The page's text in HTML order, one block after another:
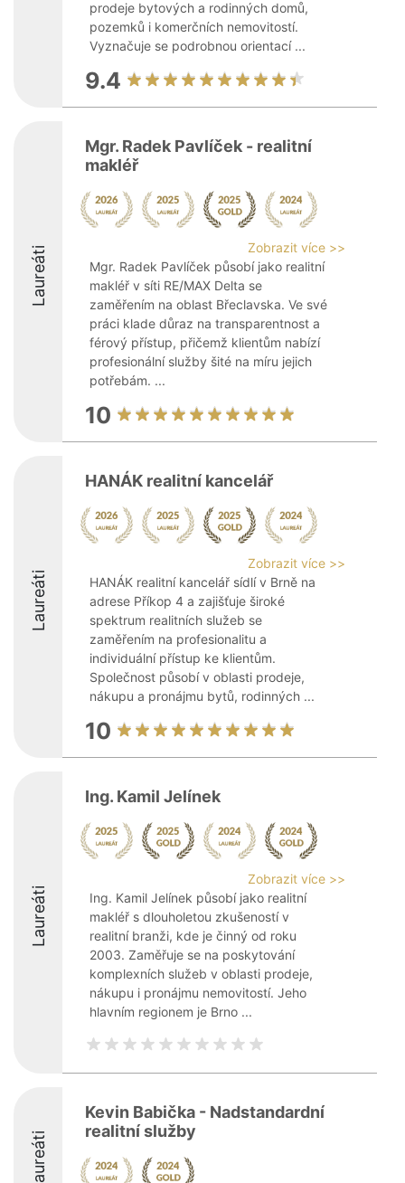
prodeje bytových a rodinných domů,
pozemků i komerčních nemovitostí.
Vyznačuje se podrobnou orientací ...
9.4
Laureáti
Mgr. Radek Pavlíček - realitní
makléř
Zobrazit více >>
Mgr. Radek Pavlíček působí jako realitní
makléř v síti RE/MAX Delta se
zaměřením na oblast Břeclavska. Ve své
práci klade důraz na transparentnost a
férový přístup, přičemž klientům nabízí
profesionální služby šité na míru jejich
potřebám. ...
10
Laureáti
HANÁK realitní kancelář
Zobrazit více >>
HANÁK realitní kancelář sídlí v Brně na
adrese Příkop 4 a zajišťuje široké
spektrum realitních služeb se
zaměřením na profesionalitu a
individuální přístup ke klientům.
Společnost působí v oblasti prodeje,
nákupu a pronájmu bytů, rodinných ...
10
Laureáti
Ing. Kamil Jelínek
Zobrazit více >>
Ing. Kamil Jelínek působí jako realitní
makléř s dlouholetou zkušeností v
realitní branži, kde je činný od roku
2003. Zaměřuje se na poskytování
komplexních služeb v oblasti prodeje,
nákupu i pronájmu nemovitostí. Jeho
hlavním regionem je Brno ...
Laureáti
Kevin Babička - Nadstandardní
realitní služby